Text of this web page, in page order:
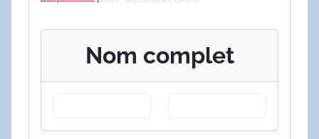
Nom complet